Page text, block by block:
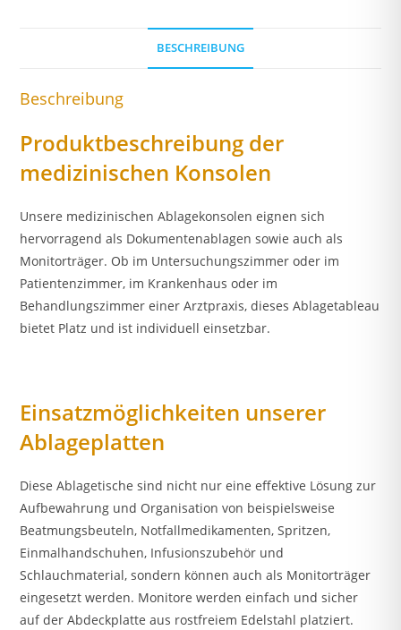
BESCHREIBUNG
Beschreibung
Produktbeschreibung der
medizinischen Konsolen
Unsere medizinischen Ablagekonsolen eignen sich
hervorragend als Dokumentenablagen sowie auch als
Monitorträger. Ob im Untersuchungszimmer oder im
Patientenzimmer, im Krankenhaus oder im
Behandlungszimmer einer Arztpraxis, dieses Ablagetableau
bietet Platz und ist individuell einsetzbar.
Einsatzmöglichkeiten unserer
Ablageplatten
Diese Ablagetische sind nicht nur eine effektive Lösung zur
Aufbewahrung und Organisation von beispielsweise
Beatmungsbeuteln, Notfallmedikamenten, Spritzen,
Einmalhandschuhen, Infusionszubehör und
Schlauchmaterial, sondern können auch als Monitorträger
eingesetzt werden. Monitore werden einfach und sicher
auf der Abdeckplatte aus rostfreiem Edelstahl platziert.